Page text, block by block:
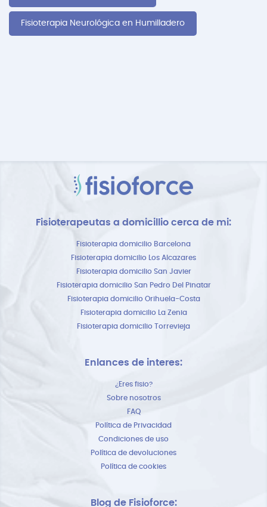
Fisioterapia Neurológica en Humilladero
Fisioterapeutas a domicillio cerca de mi:
Fisioterapia domicilio Barcelona
Fisioterapia domicilio Los Alcazares
Fisioterapia domicilio San Javier
Fisioterapia domicilio San Pedro Del Pinatar
Fisioterapia domicilio Orihuela-Costa
Fisioterapia domicilio La Zenia
Fisioterapia domicilio Torrevieja
Enlances de interes:
¿Eres fisio?
Sobre nosotros
FAQ
Política de Privacidad
Condiciones de uso
Política de devoluciones
Política de cookies
Blog de Fisioforce: